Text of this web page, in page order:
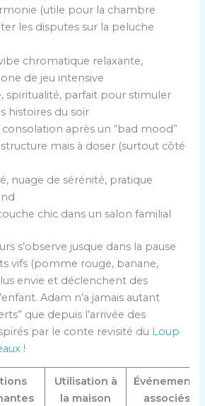
(utile pour la chambre
les disputes sur la peluche
chromatique relaxante,
de jeu intensive
spiritualité, parfait pour stimuler
histoires du soir
consolation après un “bad mood”
structure mais à doser (surtout côté
nuage de sérénité, pratique
chic dans un salon familial
s’observe jusque dans la pause
vifs (pomme rouge, banane,
envie et déclenchent des
Adam n’a jamais autant
que depuis l’arrivée des
par le conte revisité du Loup
!
Utilisation à
la maison
Événements
associés